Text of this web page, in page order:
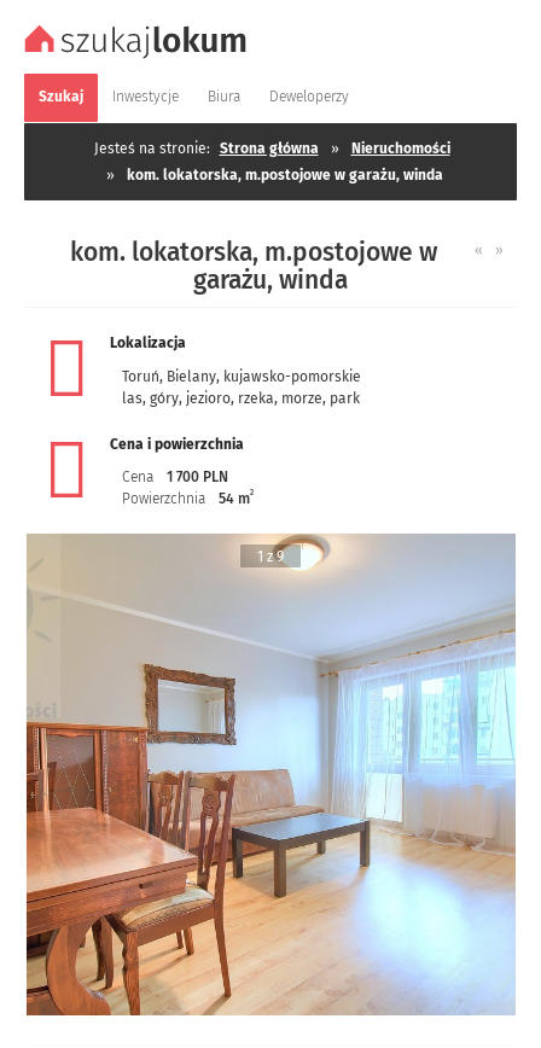
Szukaj Inwestycje Biura Deweloperzy
Jesteś na stronie: Strona główna »
Nieruchomości
»
kom. lokatorska, m.postojowe w garażu, winda
« »
kom. lokatorska, m.postojowe w
garażu, winda
Lokalizacja
Toruń, Bielany, kujawsko-pomorskie
las, góry, jezioro, rzeka, morze, park
Cena i powierzchnia
Cena
1 700 PLN
Powierzchnia
54 m2
1 z 9